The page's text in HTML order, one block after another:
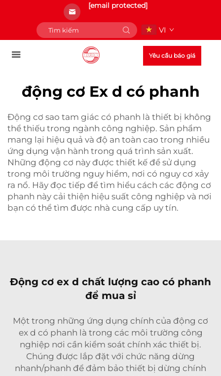
[email protected]
VI
Yêu cầu báo giá
động cơ Ex d có phanh
Động cơ sao tam giác có phanh là thiết bị không
thể thiếu trong ngành công nghiệp. Sản phẩm
mang lại hiệu quả và độ an toàn cao trong nhiều
ứng dụng vận hành trong quá trình sản xuất.
Những động cơ này được thiết kế để sử dụng
trong môi trường nguy hiểm, nơi có nguy cơ xảy
ra nổ. Hãy đọc tiếp để tìm hiểu cách các động cơ
phanh này cải thiện hiệu suất công nghiệp và nơi
bạn có thể tìm được nhà cung cấp uy tín.
Động cơ ex d chất lượng cao có phanh
để mua sỉ
Một trong những ứng dụng chính của động cơ
ex d có phanh là trong các môi trường công
nghiệp nơi cần kiểm soát chính xác thiết bị.
Chúng được lắp đặt với chức năng dừng
nhanh/phanh để đảm bảo thiết bị dừng chính